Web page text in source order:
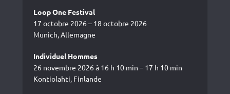
Loop One Festival
17 octobre 2026 – 18 octobre 2026
Munich, Allemagne
Individuel Hommes
26 novembre 2026 à 16 h 10 min – 17 h 10 min
Kontiolahti, Finlande